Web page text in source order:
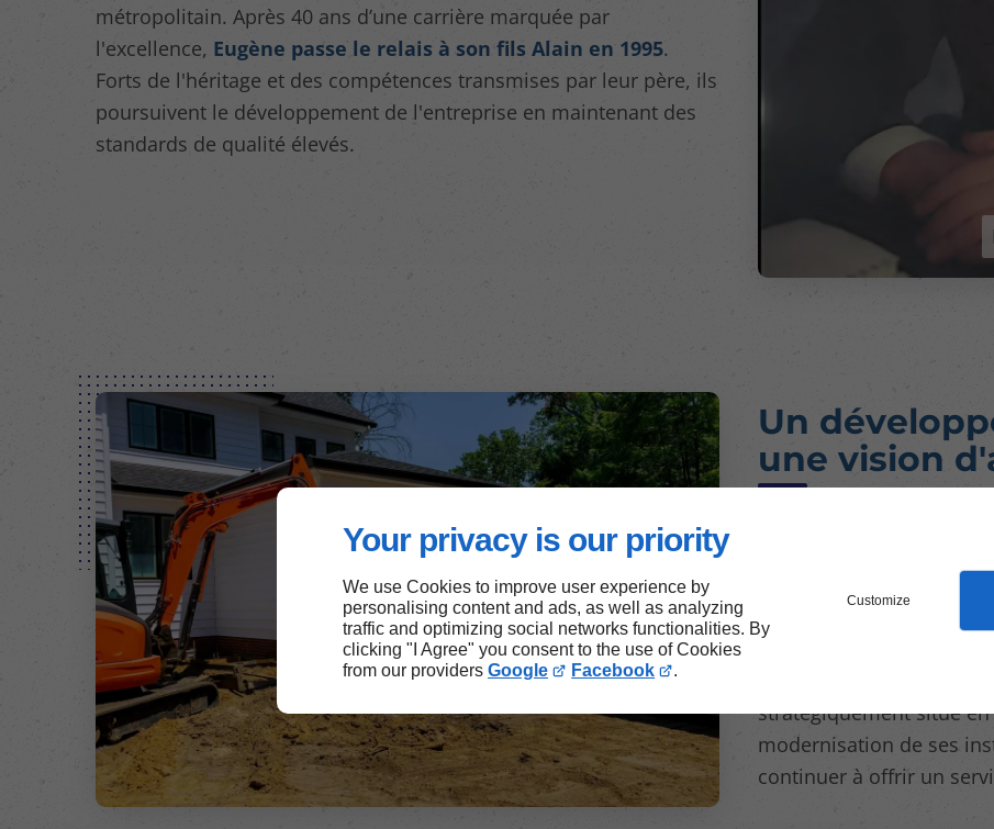
Your privacy is our priority
We use Cookies to improve user experience by
personalising content and ads, as well as analyzing
traffic and optimizing social networks functionalities. By
clicking "I Agree" you consent to the use of Cookies
from our providers Google Facebook .
Customize
métropolitain. Après 40 ans d’une carrière marquée par
l'excellence, Eugène passe le relais à son fils Alain en 1995.
Forts de l'héritage et des compétences transmises par leur père, ils
poursuivent le développement de l'entreprise en maintenant des
standards de qualité élevés.
Un
une vision
Toujours en pleine
s'adapter aux
services et leur
jusqu’à Saint-Donat et
demandes des clients,
stratégiquement situé
modernisation de ses
continuer à offrir un